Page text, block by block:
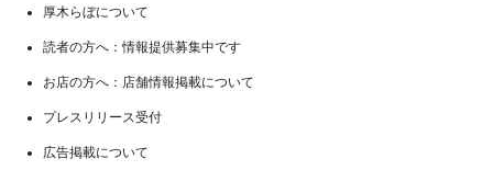
厚木らぼについて
読者の方へ：情報提供募集中です
お店の方へ：店舗情報掲載について
プレスリリース受付
広告掲載について